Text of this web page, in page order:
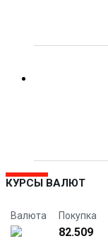
КУРСЫ ВАЛЮТ
Валюта Покупка
82.509